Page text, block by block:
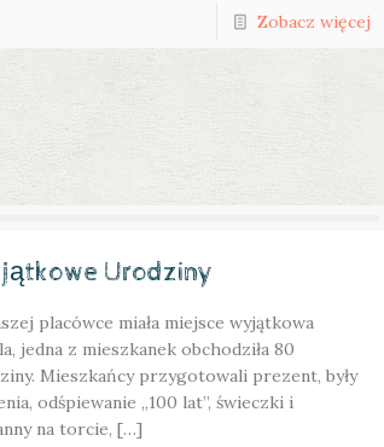
Zobacz więcej
Urodziny
placówce miała miejsce wyjątkowa
jedna z mieszkanek obchodziła 80
Mieszkańcy przygotowali prezent, były
odśpiewanie „100 lat”, świeczki i
na torcie, […]